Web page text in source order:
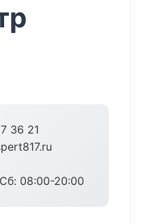
36 21
08:00-20:00